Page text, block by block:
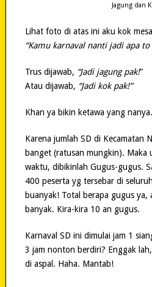
Jagung dan
Lihat foto di atas ini aku kok
“Kamu karnaval nanti jadi apa to
Trus dijawab, “Jadi jagung pak!”
Atau dijawab, “Jadi kok pak!”
Khan ya bikin ketawa yang
Karena jumlah SD di Kecamatan
banget (ratusan mungkin). Maka
waktu, dibikinlah Gugus-gugus.
400 peserta yg tersebar di
buanyak! Total berapa gugus ya,
banyak. Kira-kira 10 an gugus.
Karnaval SD ini dimulai jam 1
3 jam nonton berdiri? Enggak
di aspal. Haha. Mantab!